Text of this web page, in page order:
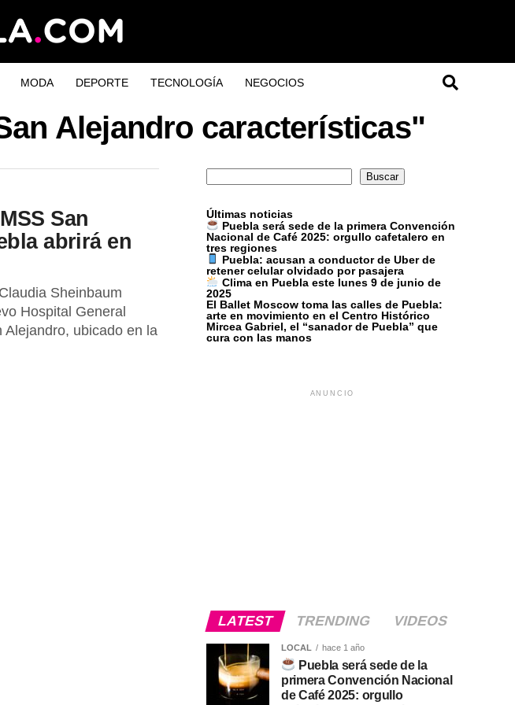
MODA DEPORTE TECNOLOGÍA NEGOCIOS
Alejandro características"
San
abrirá en
Sheinbaum
Hospital General
Alejandro, ubicado en la
Buscar Buscar
Últimas noticias
Puebla será sede de la primera Convención
Nacional de Café 2025: orgullo cafetalero en
tres regiones
Puebla: acusan a conductor de Uber de
retener celular olvidado por pasajera
Clima en Puebla este lunes 9 de junio de
2025
El Ballet Moscow toma las calles de Puebla:
arte en movimiento en el Centro Histórico
Mircea Gabriel, el “sanador de Puebla” que
cura con las manos
ANUNCIO
LATEST TRENDING VIDEOS
LOCAL hace 1 año
Puebla será sede de la
primera Convención Nacional
de Café 2025: orgullo